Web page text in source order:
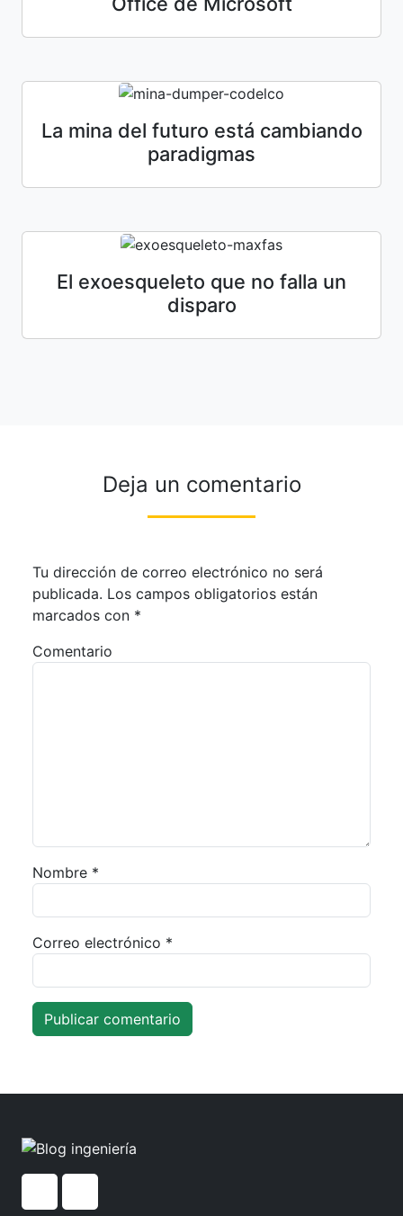
La mina del futuro está cambiando
paradigmas
El exoesqueleto que no falla un
disparo
Deja un comentario
Tu dirección de correo electrónico no será
publicada. Los campos obligatorios están
marcados con *
Comentario
Nombre *
Correo electrónico *